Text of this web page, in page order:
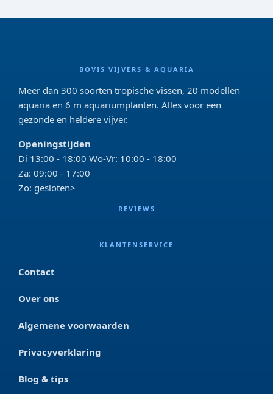
BOVIS VIJVERS & AQUARIA
Meer dan 300 soorten tropische vissen, 20 modellen
aquaria en 6 m aquariumplanten. Alles voor een
gezonde en heldere vijver.
Openingstijden
Di 13:00 - 18:00 Wo-Vr: 10:00 - 18:00
Za: 09:00 - 17:00
Zo: gesloten>
REVIEWS
KLANTENSERVICE
Contact
Over ons
Algemene voorwaarden
Privacyverklaring
Blog & tips